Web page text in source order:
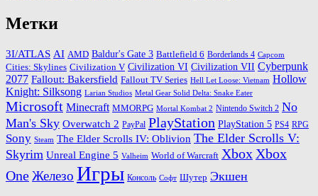
Метки
3I/ATLAS AI AMD Baldur's Gate 3 Battlefield 6 Borderlands 4 Capcom
Cities: Skylines Civilization V Civilization VI Civilization VII Cyberpunk
2077 Fallout: Bakersfield Fallout TV Series Hell Let Loose: Vietnam Hollow
Knight: Silksong Larian Studios Metal Gear Solid Delta: Snake Eater
Microsoft Minecraft MMORPG Mortal Kombat 2 Nintendo Switch 2 No
Man's Sky Overwatch 2 PayPal PlayStation PlayStation 5 PS4 RPG
Sony Steam The Elder Scrolls IV: Oblivion The Elder Scrolls V:
Skyrim Unreal Engine 5 Valheim World of Warcraft Xbox Xbox
OneЖелезо Игры Консоль Софт Шутер Экшен